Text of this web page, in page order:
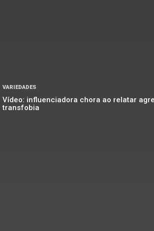
VARIEDADES
Vídeo: influenciadora chora ao relatar
transfobia